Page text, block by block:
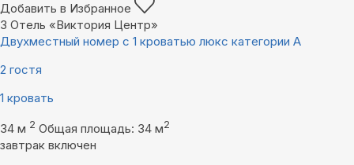
Добавить в Избранное
3 Отель «Виктория Центр»
Двухместный номер с 1 кроватью люкс категории А
2 гостя
1 кровать
34 м 2 Общая площадь: 34 м2
завтрак включен